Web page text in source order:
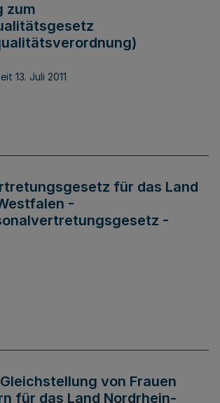
zum
13. Juli 2011
für das Land
-
-
von Frauen
für das Land Nordrhein-